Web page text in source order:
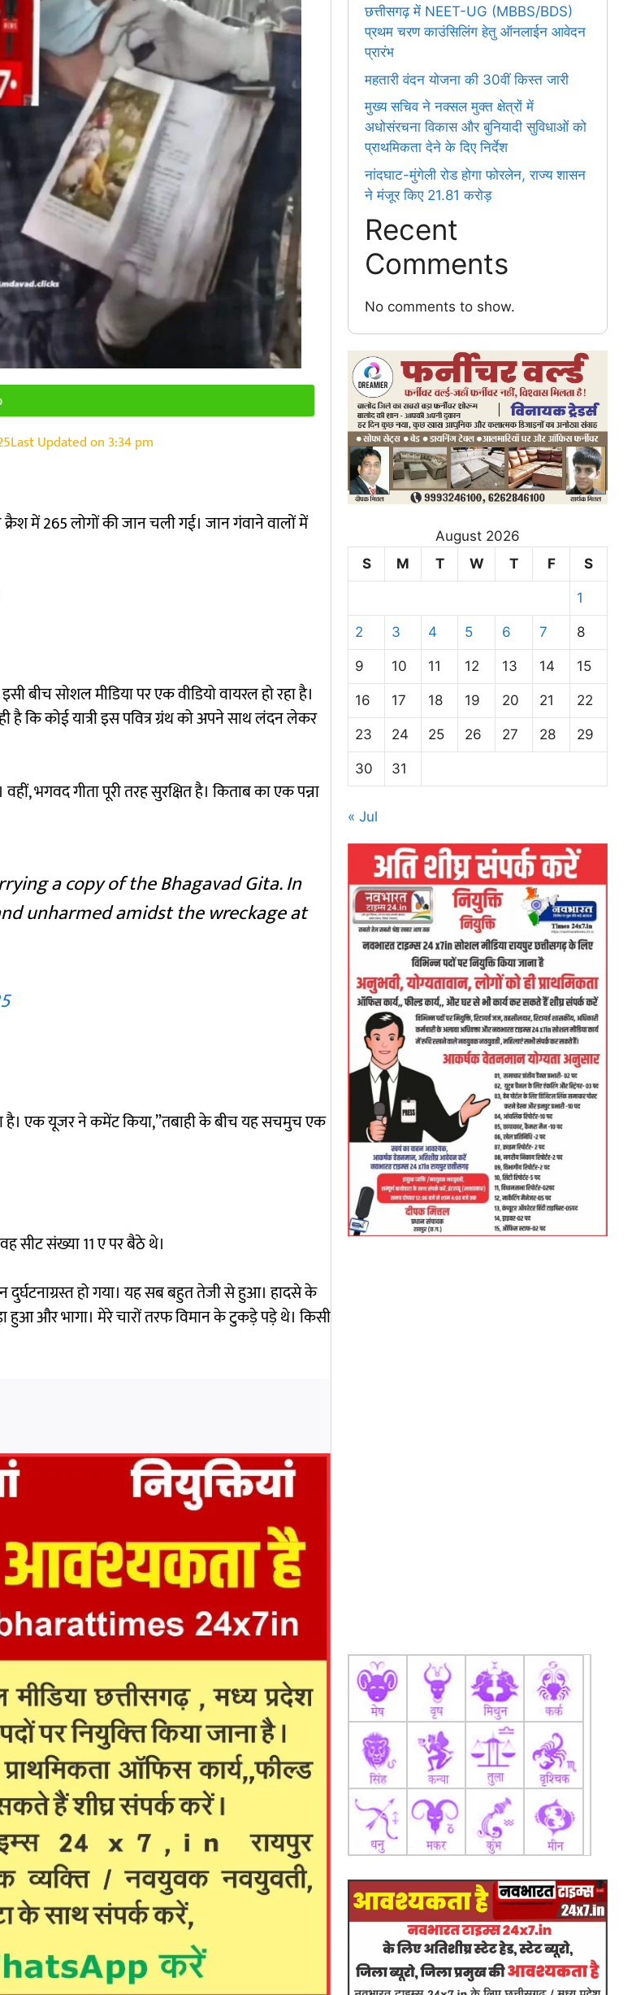
Last Updated on3:34 pm
में 265 लोगों की जान चली गई। जान गंवाने वालों में
सोशल मीडिया पर एक वीडियो वायरल हो रहा है।
है कि कोई यात्री इस पवित्र ग्रंथ को अपने साथ लंदन लेकर
भगवद गीता पूरी तरह सुरक्षित है। किताब का एक पन्ना
a copy of the Bhagavad Gita. In
unharmed amidst the wreckage at
है। एक यूजर ने कमेंट किया,”तबाही के बीच यह सचमुच एक
सीट संख्या 11 ए पर बैठे थे।
हो गया। यह सब बहुत तेजी से हुआ। हादसे के
हुआ और भागा। मेरे चारों तरफ विमान के टुकड़े पड़े थे। किसी
छत्तीसगढ़ में NEET-UG (MBBS/BDS)
प्रथम चरण काउंसिलिंग हेतु ऑनलाईन आवेदन
प्रारंभ
महतारी वंदन योजना की 30वीं किस्त जारी
मुख्य सचिव ने नक्सल मुक्त क्षेत्रों में
अधोसंरचना विकास और बुनियादी सुविधाओं को
प्राथमिकता देने के दिए निर्देश
नांदघाट-मुंगेली रोड होगा फोरलेन, राज्य शासन
ने मंजूर किए 21.81 करोड़
Recent
Comments
No comments to show.
August 2026
S
M T W T F S
1
2 3 4 5 6 7 8
9 10 11 12 13 14 15
16 17 18 19 20 21 22
23 24 25 26 27 28 29
30 31
« Jul